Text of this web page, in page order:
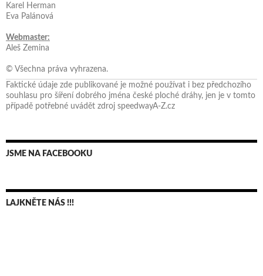
Karel Herman
Eva Palánová
Webmaster:
Aleš Zemina
© Všechna práva vyhrazena.
Faktické údaje zde publikované je možné používat i bez předchozího
souhlasu pro šíření dobrého jména české ploché dráhy, jen je v tomto
případě potřebné uvádět zdroj speedwayA-Z.cz
JSME NA FACEBOOKU
LAJKNĚTE NÁS !!!